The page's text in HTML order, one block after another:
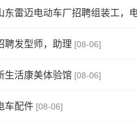
东雷迈电动车厂招聘组装工，
聘发型师，助理 [08-06]
生活康美体验馆 [08-06]
车配件 [08-06]